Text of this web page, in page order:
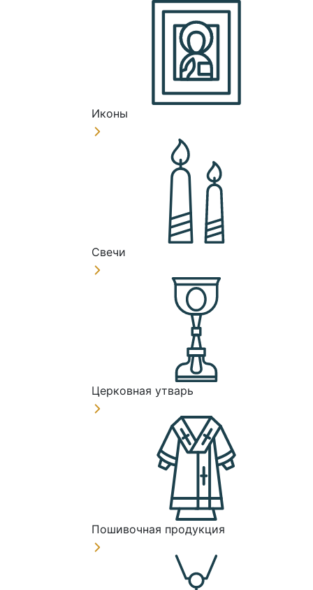
Иконы
Свечи
Церковная утварь
Пошивочная продукция